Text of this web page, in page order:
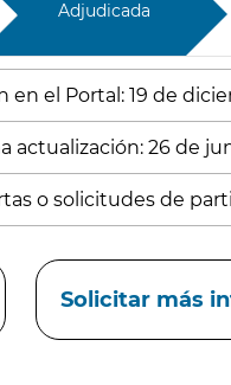
Adjudicada
el Portal: 19 de
actualización: 26 de
o solicitudes de
Solicitar más